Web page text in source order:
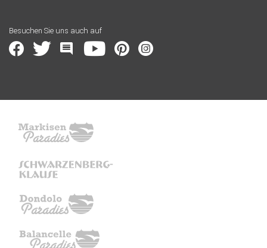
Besuchen Sie uns auch auf